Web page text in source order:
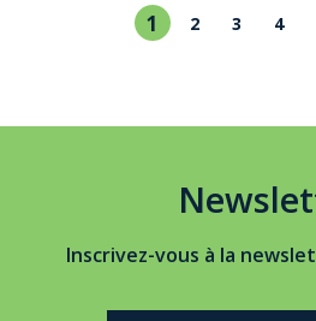
Pagination
Page
courante
1 Page
2 Page
3 4
Inscrivez-vous à la